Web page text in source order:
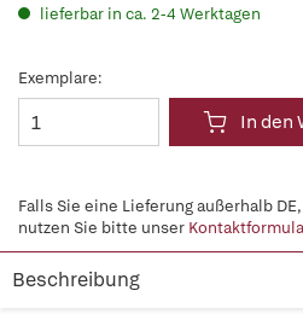
lieferbar in ca. 2-4 Werktagen
Exemplare:
In den
Falls Sie eine Lieferung außerhalb
nutzen Sie bitte unser
Beschreibung